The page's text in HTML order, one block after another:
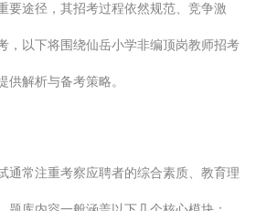
要途径，其招考过程依然规范、竞争激
，以下将围绕仙岳小学非编顶岗教师招考
供解析与备考策略。
通常注重考察应聘者的综合素质、教育理